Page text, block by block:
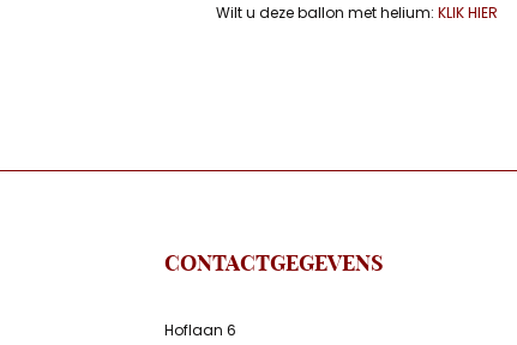
Wilt u deze ballon met helium:KLIK HIER
CONTACTGEGEVENS
Hoflaan 6